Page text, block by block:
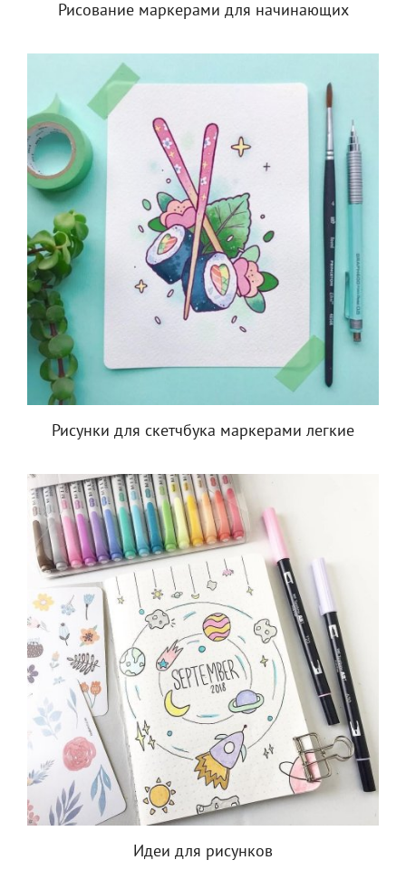
Рисование маркерами для начинающих
Рисунки для скетчбука маркерами легкие
Идеи для рисунков